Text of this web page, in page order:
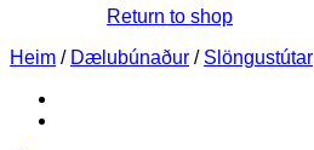
Return to shop
Heim / Dælubúnaður / Slöngustútar